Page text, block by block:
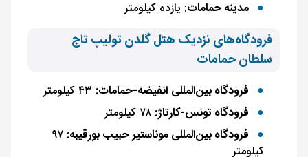
مدینه حمامات: یازده کیلومتر
فرودگاه‌های نزدیک هتل گلدن تولیپ تاج
سلطان حمامات
فرودگاه بین‌المللی انفیضه-حمامات:
فرودگاه تونس-کارتاژ:
فرودگاه بین‌المللی موناستیر حبیب بورقیبه: ۹۷
کیلومتر